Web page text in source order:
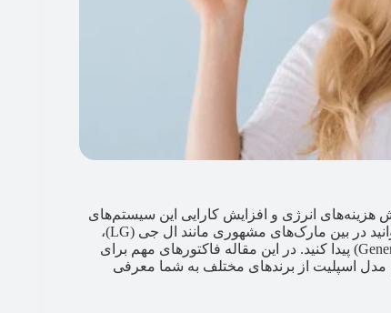
هزینه‌های انرژی و افزایش کارایی این سیستم‌های
تهویه مطبوع دارد. بهترین برند کولر گازی برای شمال ایران را می‌توانید در بین مارک‌های مشهوری مانند ال جی (LG)،
گری (Gree)، گرین (Green)، جنرال (General) و جنرال گلد ( General Gold) پیدا کنید. در این مقاله فاکتورهای مهم برای
مدل اسپلیت از برندهای مختلف به شما معرفی